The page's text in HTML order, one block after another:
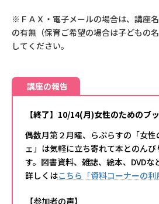
※ＦＡＸ・電子メールの場合は、講座
の有無（保育ご希望の場合は子どもの
してください。
講座の報告
【終了】10/14(月)女性のためのブ
偶数月第２月曜、らぷらすの「女性
ェ」は気軽に立ち寄れて本とのん
す。図書資料、雑誌、絵本、DVDな
詳しくはこちら「資料コーナーの利
【参加者の声】